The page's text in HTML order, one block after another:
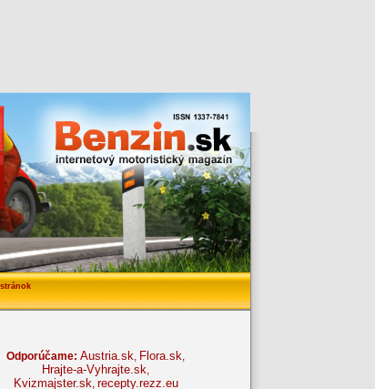
Odporúčame: Austria.sk, Flora.sk,
Hrajte-a-Vyhrajte.sk,
Kvizmajster.sk, recepty.rezz.eu